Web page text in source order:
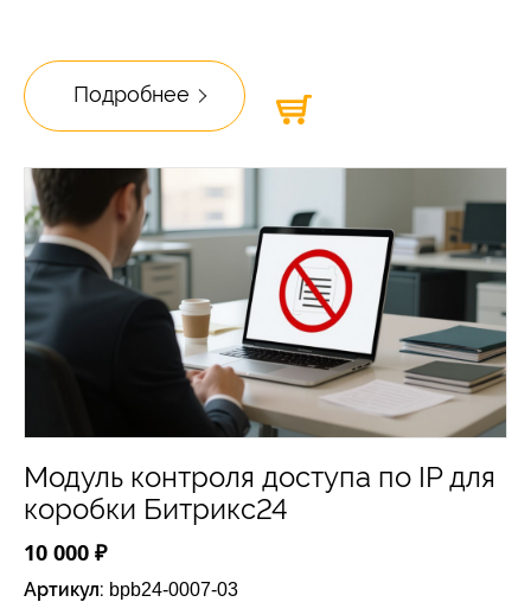
Подробнее
Модуль контроля доступа по IP для
коробки Битрикс24
10 000 ₽
Артикул: bpb24-0007-03